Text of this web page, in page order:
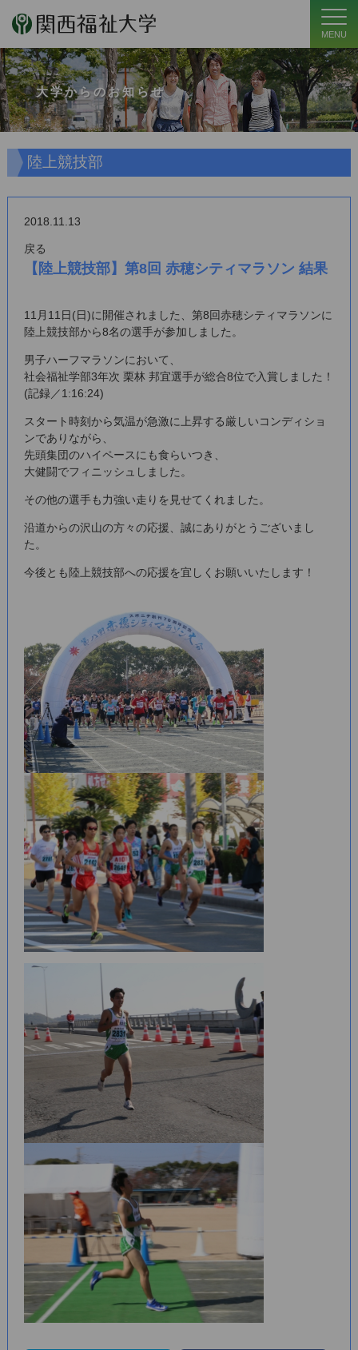
MENU
大学からのお知らせ
陸上競技部
2018.11.13
戻る
【陸上競技部】第8回 赤穂シティマラソン 結果
11月11日(日)に開催されました、第8回赤穂シティマラソンに
陸上競技部から8名の選手が参加しました。
男子ハーフマラソンにおいて、
社会福祉学部3年次 栗林 邦宜選手が総合8位で入賞しました！
(記録／1:16:24)
スタート時刻から気温が急激に上昇する厳しいコンディショ
ンでありながら、
先頭集団のハイペースにも食らいつき、
大健闘でフィニッシュしました。
その他の選手も力強い走りを見せてくれました。
沿道からの沢山の方々の応援、誠にありがとうございまし
た。
今後とも陸上競技部への応援を宜しくお願いいたします！